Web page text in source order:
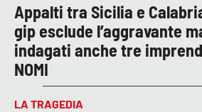
Appalti tra Sicilia e
gip esclude l’aggravante
indagati anche tre
NOMI
LA TRAGEDIA